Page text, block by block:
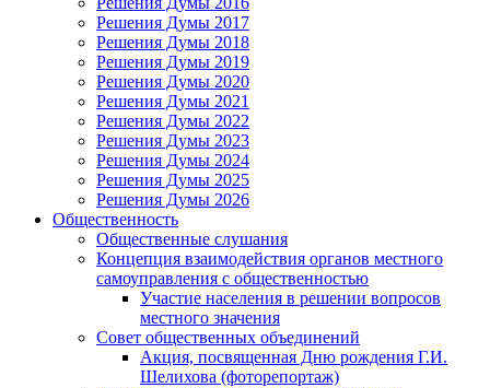
Решения Думы 2017
Решения Думы 2018
Решения Думы 2019
Решения Думы 2020
Решения Думы 2021
Решения Думы 2022
Решения Думы 2023
Решения Думы 2024
Решения Думы 2025
Решения Думы 2026
Общественность
Общественные слушания
Концепция взаимодействия органов местного
самоуправления с общественностью
Участие населения в решении вопросов
местного значения
Совет общественных объединений
Акция, посвященная Дню рождения Г.И.
Шелихова (фоторепортаж)